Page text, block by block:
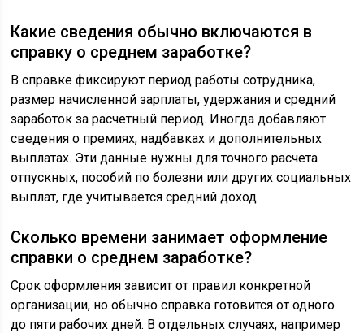
Какие сведения обычно включаются в
справку о среднем заработке?
В справке фиксируют период работы сотрудника,
размер начисленной зарплаты, удержания и средний
заработок за расчетный период. Иногда добавляют
сведения о премиях, надбавках и дополнительных
выплатах. Эти данные нужны для точного расчета
отпускных, пособий по болезни или других социальных
выплат, где учитывается средний доход.
Сколько времени занимает оформление
справки о среднем заработке?
Срок оформления зависит от правил конкретной
организации, но обычно справка готовится от одного
до пяти рабочих дней. В отдельных случаях, например